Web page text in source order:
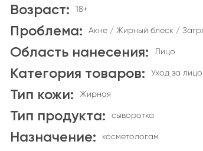
Возраст: 18+
Проблема: Акне / Жирный блеск /
Область нанесения: Лицо
Категория товаров: Уход за
Тип кожи: Жирная
Тип продукта: сыворотка
Назначение: косметологам